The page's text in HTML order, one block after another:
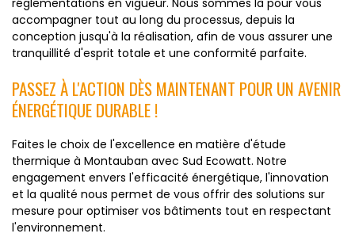
réglementations en vigueur. Nous sommes là pour vous
accompagner tout au long du processus, depuis la
conception jusqu'à la réalisation, afin de vous assurer une
tranquillité d'esprit totale et une conformité parfaite.
PASSEZ À L'ACTION DÈS MAINTENANT POUR UN AVENIR
ÉNERGÉTIQUE DURABLE !
Faites le choix de l'excellence en matière d'étude
thermique à Montauban avec Sud Ecowatt. Notre
engagement envers l'efficacité énergétique, l'innovation
et la qualité nous permet de vous offrir des solutions sur
mesure pour optimiser vos bâtiments tout en respectant
l'environnement.